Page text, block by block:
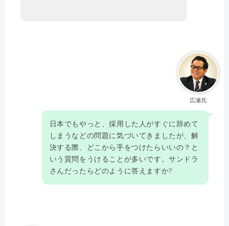
広瀬氏
日本でもやっと、採用した人がすぐに辞めて
しまうなどの問題に気づいてきましたが、解
決する際、どこから手をつけたらいいの？と
いう質問をうけることが多いです。サンドラ
さんだったらどのように答えますか?